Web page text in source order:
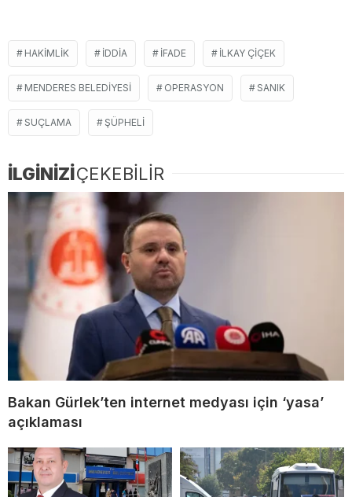
HAKIMLIK IDDIA IFADE ILKAY ÇIÇEK
MENDERES BELEDIYESI OPERASYON SANIK
SUÇLAMA ŞÜPHELI
İLGİNİZİÇEKEBİLİR
Bakan Gürlek’ten internet medyası için ‘yasa’
açıklaması